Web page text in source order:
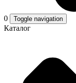
0 Toggle navigation
Каталог